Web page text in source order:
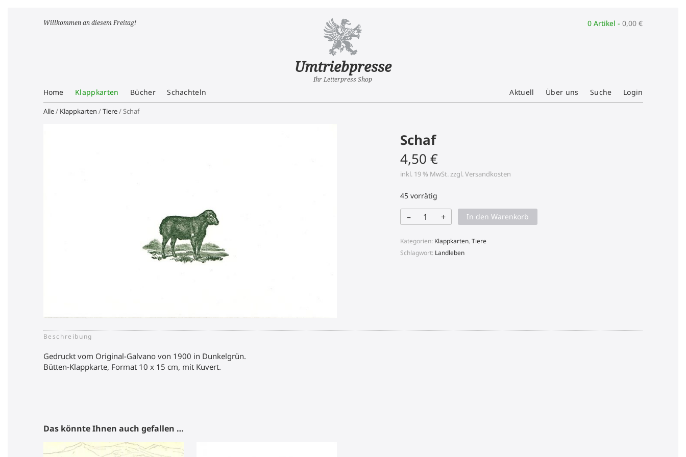
Willkommen an diesem Freitag!
Umtriebpresse
Ihr Letterpress Shop
0 Artikel -0,00€
Home Klappkarten Bücher Schachteln Aktuell Über uns Suche Login
Alle/ Klappkarten /Tiere/ Schaf
Schaf
4,50€
inkl. 19 % MwSt.zzgl.Versandkosten
45 vorrätig
–
Schaf
Menge
+ In den Warenkorb
Kategorien: Klappkarten,Tiere
Schlagwort: Landleben
Beschreibung
Gedruckt vom Original-Galvano von 1900 in Dunkelgrün.
Bütten-Klappkarte, Format 10 x 15 cm, mit Kuvert.
Das könnte Ihnen auch gefallen …